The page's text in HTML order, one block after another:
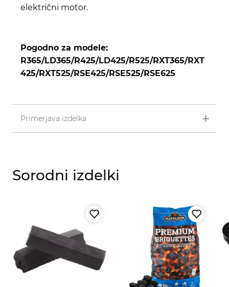
električni motor.
Pogodno za modele:
R365/LD365/R425/LD425/R525/RXT365/RXT
425/RXT525/RSE425/RSE525/RSE625
Primerjava izdelka
Sorodni izdelki